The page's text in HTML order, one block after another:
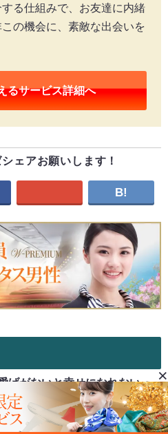
る仕組みで、お友達に内緒
の機会に、素敵な出会いを
るサービス詳細へ
ェアお願いします！
B!
げがないと幸せになれないっ ×